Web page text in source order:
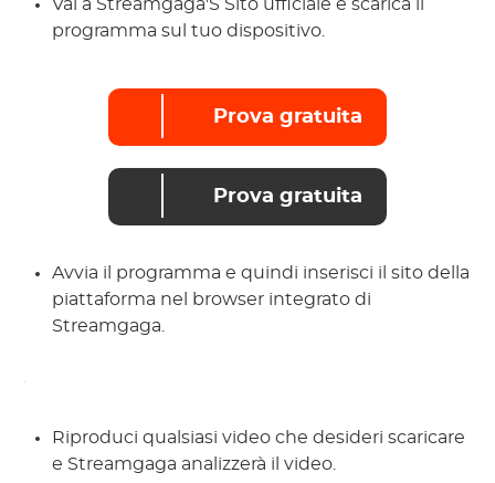
Vai a Streamgaga'S Sito ufficiale e scarica il
programma sul tuo dispositivo.
Prova gratuita
Prova gratuita
Avvia il programma e quindi inserisci il sito della
piattaforma nel browser integrato di
Streamgaga.
Riproduci qualsiasi video che desideri scaricare
e Streamgaga analizzerà il video.